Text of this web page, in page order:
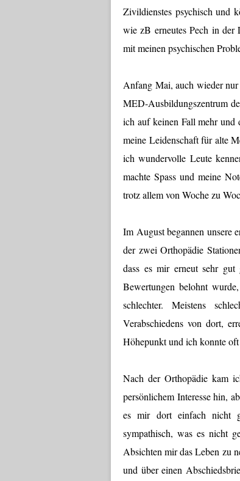
Zivildienstes psychisch und
wie zB erneutes Pech in der
mit meinen psychischen
Anfang Mai, auch wieder
MED-Ausbildungszentrum
ich auf keinen Fall mehr und
meine Leidenschaft für alte
ich wundervolle Leute
machte Spass und meine
trotz allem von Woche zu
Im August begannen unsere
der zwei Orthopädie
dass es mir erneut sehr
Bewertungen belohnt
schlechter. Meistens
Verabschiedens von dort,
Höhepunkt und ich konnte oft
Nach der Orthopädie kam
persönlichem Interesse hin,
es mir dort einfach nicht
sympathisch, was es nicht
Absichten mir das Leben zu
und über einen